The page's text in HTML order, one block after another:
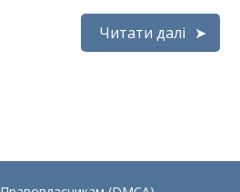
Читати далі